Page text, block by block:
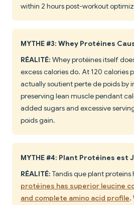
within 2 hours post-workout
MYTHE #3: Whey Protéines
RÉALITÉ: Whey protéines itself
excess calories do. At 120 calories
actually soutient perte de poids by
preserving lean muscle pendant
added sugars and excessive
poids gain.
MYTHE #4: Plant Protéines est
RÉALITÉ: Tandis que plant proteins
protéines has superior leucine
and complete amino acid profile.